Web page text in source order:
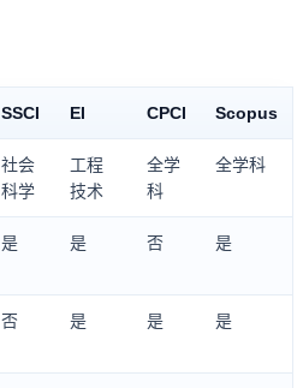
SSCI EI CPCI Scopus
社会
科学
工程
技术
全学
科
全学科
是 是 否 是
否 是 是 是